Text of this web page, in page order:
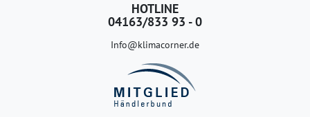
HOTLINE
04163/833 93 - 0
Info@klimacorner.de